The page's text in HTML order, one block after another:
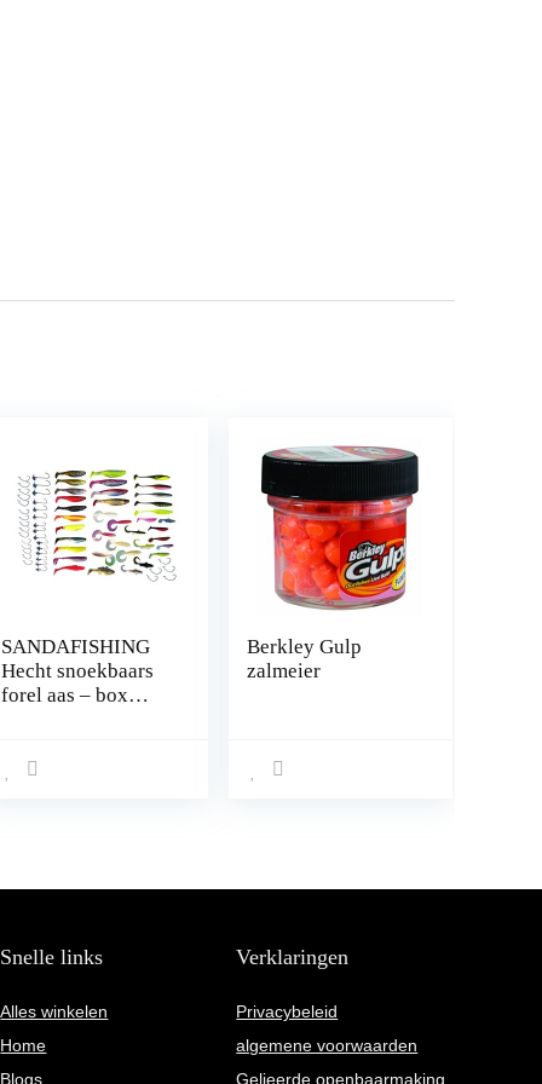
SANDAFISHING
Hecht snoekbaars
forel aas – box
cm roofvis kopyto
voor vissers
Berkley Gulp
zalmeier
Snelle links
Alles winkelen
Home
Blogs
Verklaringen
Privacybeleid
algemene voorwaarden
Gelieerde openbaarmaking